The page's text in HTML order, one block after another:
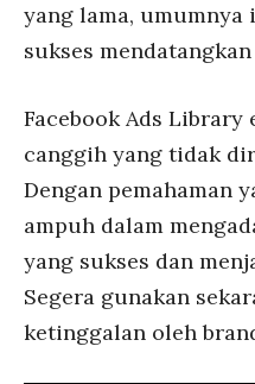
yang lama,
sukses
Facebook Ads
canggih yang tidak
Dengan pemahaman
ampuh dalam
yang sukses dan
Segera gunakan
ketinggalan oleh